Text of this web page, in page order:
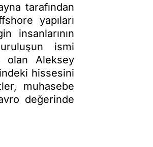
tarafından
yapıları
insanlarının
ismi
olan Aleksey
hissesini
muhasebe
değerinde